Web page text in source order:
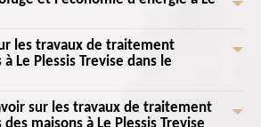
s'effectue pour les toits des maisons. En
la formation de glace en effectuant des
de la toiture. Ces produits vont limiter la
les matériaux. De ce fait, il y a la réduction de
toit. On minimise les risques associés au poids
Couverture va prendre en main les travaux
de la toiture et il propose des prix qui sont très
hydrofuge vont permettre de faire des
produits contribuent à assurer l'isolation
Ainsi, les propriétaires vont constater des
les travaux de traitement
Le Plessis Trevise dans le
pour les toits des maisons peuvent se faire
sur les travaux de traitement
maisons à Le Plessis Trevise